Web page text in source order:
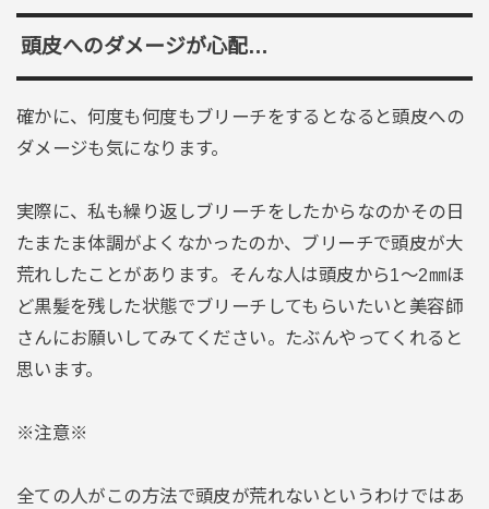
頭皮へのダメージが心配…
確かに、何度も何度もブリーチをするとなると頭皮への
ダメージも気になります。
実際に、私も繰り返しブリーチをしたからなのかその日
たまたま体調がよくなかったのか、ブリーチで頭皮が大
荒れしたことがあります。そんな人は頭皮から1～2㎜ほ
ど黒髪を残した状態でブリーチしてもらいたいと美容師
さんにお願いしてみてください。たぶんやってくれると
思います。
※注意※
全ての人がこの方法で頭皮が荒れないというわけではあ